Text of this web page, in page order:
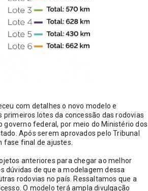
com detalhes o novo modelo e
lotes da concessão das rodovias
federal, por meio do Ministério dos
Após serem aprovados pelo Tribunal
fase final de ajustes.
anteriores para chegar ao melhor
dúvidas de que a modelagem dessa
rodovias no país. Ressaltamos que a
O modelo terá ampla divulgação